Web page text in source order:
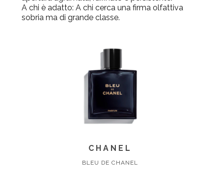
A chi è adatto: A chi cerca una firma olfattiva
sobria ma di grande classe.
CHANEL
BLEU DE CHANEL